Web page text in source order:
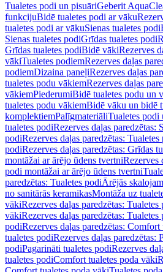
Tualetes podi un pisuāriGeberit
funkcijuBidē tualetes podi ar vāku
tualetes podi ar vākuSienas tualetes podi
Sienas tualetes podiGrīdas tualetes podi
Grīdas tualetes podiBidē vākiRezerves
vākiTualetes podiemRezerves daļas
podiemDizaina paneļiRezerves daļas
tualetes podu vākiemRezerves daļas
vākiemPiederumiBidē tualetes podu un
tualetes podu vākiemBidē vāku un bidē
komplektiemPalīgmateriāliTualetes podi
tualetes podiRezerves daļas paredzētas:
podiRezerves daļas paredzētas: Tualetes
podiRezerves daļas paredzētas: Grīdas
montāžai ar ārējo ūdens tvertniRezerves
podi montāžai ar ārējo ūdens tvertni
paredzētas: Tualetes podiĀrējās
no sanitārās keramikasMontāža uz
vākiRezerves daļas paredzētas: Tualetes
vākiRezerves daļas paredzētas: Tualetes
podiRezerves daļas paredzētas: Comfort
tualetes podiRezerves daļas paredzētas:
podiPagarināti tualetes podiRezerves
tualetes podiComfort tualetes poda vāki